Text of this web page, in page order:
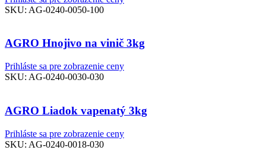
SKU: AG-0240-0050-100
AGRO Hnojivo na vinič 3kg
Prihláste sa pre zobrazenie ceny
SKU: AG-0240-0030-030
AGRO Liadok vapenatý 3kg
Prihláste sa pre zobrazenie ceny
SKU: AG-0240-0018-030